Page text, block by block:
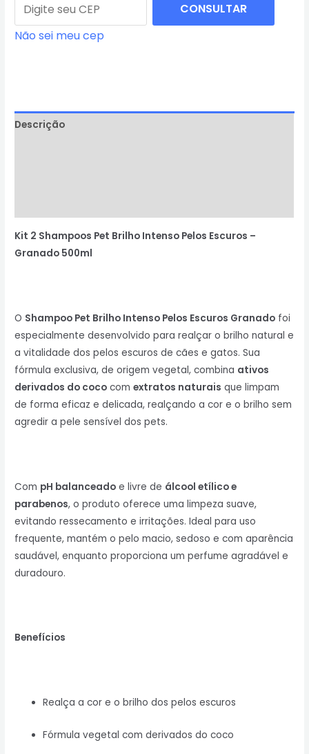
CONSULTAR
Não sei meu cep
Descrição
Kit 2 Shampoos Pet Brilho Intenso Pelos Escuros –
Granado 500ml
O Shampoo Pet Brilho Intenso Pelos Escuros Granado foi
especialmente desenvolvido para realçar o brilho natural e
a vitalidade dos pelos escuros de cães e gatos. Sua
fórmula exclusiva, de origem vegetal, combina ativos
derivados do coco comextratos naturais que limpam
de forma eficaz e delicada, realçando a cor e o brilho sem
agredir a pele sensível dos pets.
Com pH balanceado e livre de álcool etílico e
parabenos, o produto oferece uma limpeza suave,
evitando ressecamento e irritações. Ideal para uso
frequente, mantém o pelo macio, sedoso e com aparência
saudável, enquanto proporciona um perfume agradável e
duradouro.
Benefícios
Realça a cor e o brilho dos pelos escuros
Fórmula vegetal com derivados do coco